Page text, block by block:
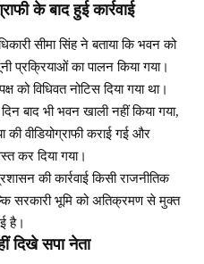
के बाद हुई कार्रवाई
सीमा सिंह ने बताया कि भवन को
प्रक्रियाओं का पालन किया गया।
को विधिवत नोटिस दिया गया था।
बाद भी भवन खाली नहीं किया गया,
की वीडियोग्राफी कराई गई और
कर दिया गया।
की कार्रवाई किसी राजनीतिक
सरकारी भूमि को अतिक्रमण से मुक्त
है।
दिखे सपा नेता